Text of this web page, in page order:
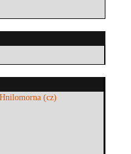
(cz)